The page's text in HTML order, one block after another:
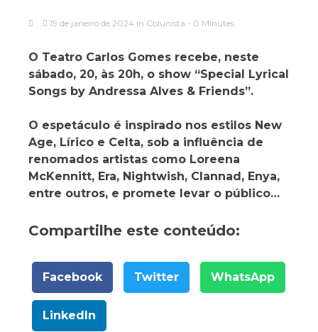
19 de janeiro de 2024 in Colunista - 0 Minutes
O Teatro Carlos Gomes recebe, neste
sábado, 20, às 20h, o show “Special Lyrical
Songs by Andressa Alves & Friends”.
O espetáculo é inspirado nos estilos New
Age, Lírico e Celta, sob a influência de
renomados artistas como Loreena
McKennitt, Era, Nightwish, Clannad, Enya,
entre outros, e promete levar o público…
Compartilhe este conteúdo:
Facebook Twitter WhatsApp
LinkedIn